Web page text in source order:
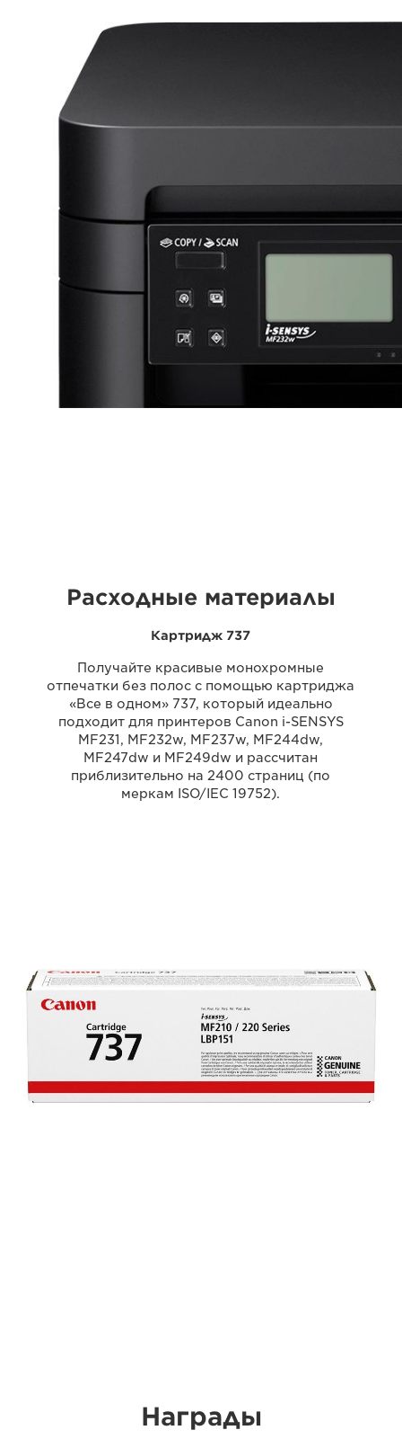
Расходные материалы
Картридж 737
Получайте красивые монохромные
отпечатки без полос с помощью картриджа
«Все в одном» 737, который идеально
подходит для принтеров Canon i-SENSYS
MF231, MF232w, MF237w, MF244dw,
MF247dw и MF249dw и рассчитан
приблизительно на 2400 страниц (по
меркам ISO/IEC 19752).
Награды